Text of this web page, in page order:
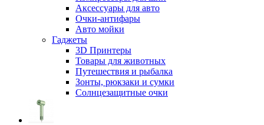
Аксессуары для авто
Очки-антифары
Авто мойки
Гаджеты
3D Принтеры
Товары для животных
Путешествия и рыбалка
Зонты, рюкзаки и сумки
Солнцезащитные очки